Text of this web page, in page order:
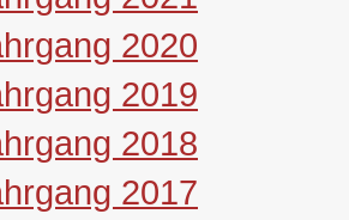
2020
2019
2018
2017